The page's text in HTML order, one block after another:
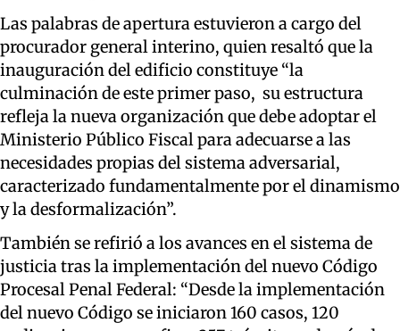
Las palabras de apertura estuvieron a cargo del
procurador general interino, quien resaltó que la
inauguración del edificio constituye “la
culminación de este primer paso, su estructura
refleja la nueva organización que debe adoptar el
Ministerio Público Fiscal para adecuarse a las
necesidades propias del sistema adversarial,
caracterizado fundamentalmente por el dinamismo
y la desformalización”.
También se refirió a los avances en el sistema de
justicia tras la implementación del nuevo Código
Procesal Penal Federal: “Desde la implementación
del nuevo Código se iniciaron 160 casos, 120